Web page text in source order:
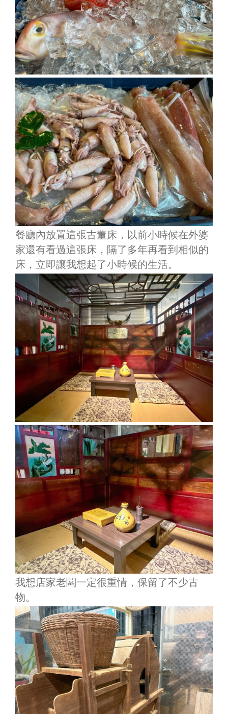
餐廳內放置這張古董床，以前小時候在外婆
家還有看過這張床，隔了多年再看到相似的
床，立即讓我想起了小時候的生活。
我想店家老闆一定很重情，保留了不少古
物。